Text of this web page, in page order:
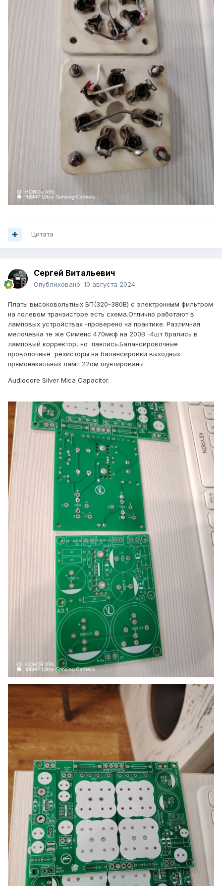
Цитата
Сергей Витальевич
Опубликовано: 10 августа 2024
Платы высоковольтных БП(320-380В) с электронным фильтром
на полевом транзисторе есть схема.Отлично работают в
ламповых устройствах -проверено на практике. Различная
мелочевка те же Сименс 470мкф на 200В -4шт брались в
ламповый корректор, но паялись.Балансировочные
проволочные резисторы на балансировки выходных
прямонакальных ламп 22ом шунтированы
Audiocore Silver Mica Capacitor.